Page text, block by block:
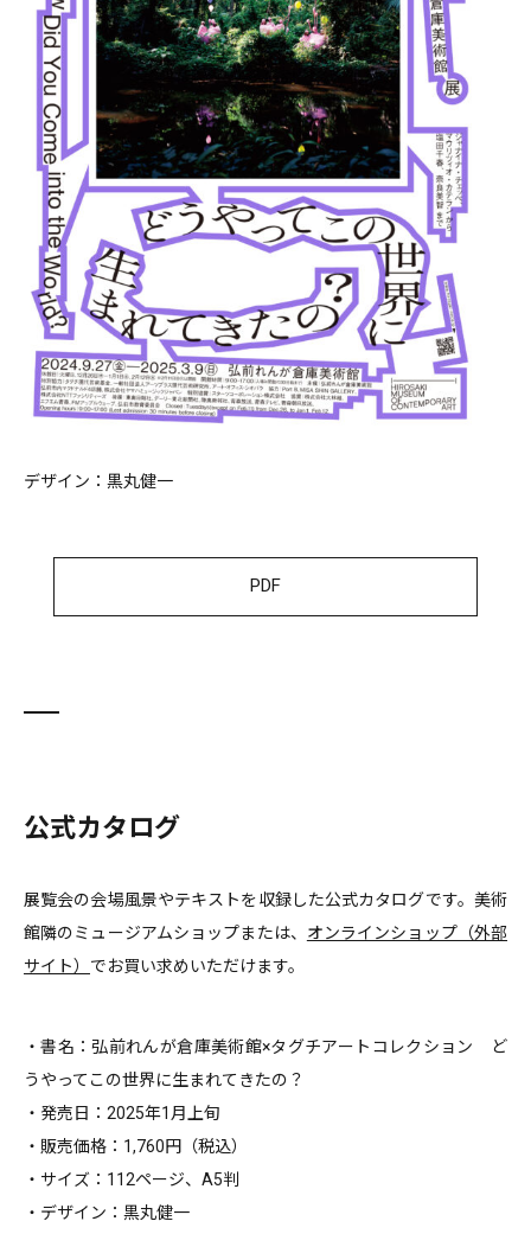
デザイン：黒丸健一
PDF
公式カタログ
展覧会の会場風景やテキストを収録した公式カタログです。美術
館隣のミュージアムショップまたは、 オンラインショップ（外部
サイト） でお買い求めいただけます。
・書名：弘前れんが倉庫美術館×タグチアートコレクション ど
うやってこの世界に生まれてきたの？
・発売日：2025年1月上旬
・販売価格：1,760円（税込）
・サイズ：112ページ、A5判
・デザイン：黒丸健一